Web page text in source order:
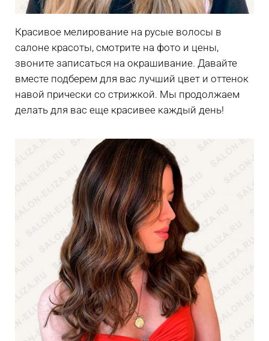
Красивое мелирование на русые волосы в
салоне красоты, смотрите на фото и цены,
звоните записаться на окрашивание. Давайте
вместе подберем для вас лучший цвет и оттенок
навой прически со стрижкой. Мы продолжаем
делать для вас еще красивее каждый день!